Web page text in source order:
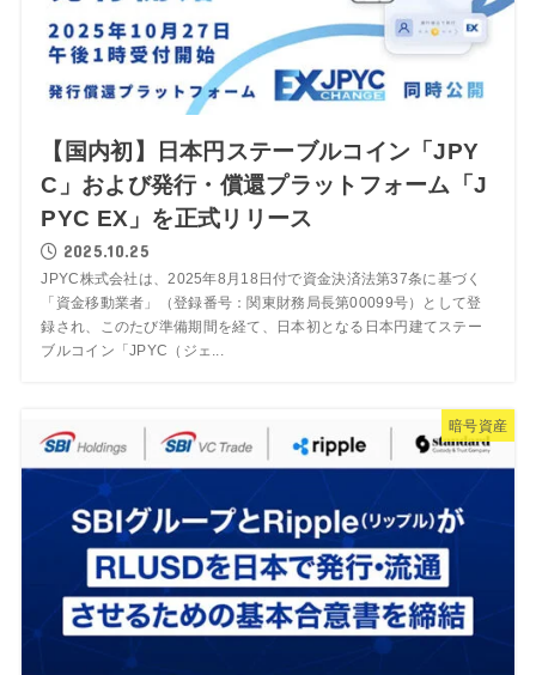
【国内初】日本円ステーブルコイン「JPY
C」および発行・償還プラットフォーム「J
PYC EX」を正式リリース
2025.10.25
JPYC株式会社は、2025年8月18日付で資金決済法第37条に基づく
「資金移動業者」（登録番号：関東財務局長第00099号）として登
録され、このたび準備期間を経て、日本初となる日本円建てステー
ブルコイン「JPYC（ジェ...
暗号資産